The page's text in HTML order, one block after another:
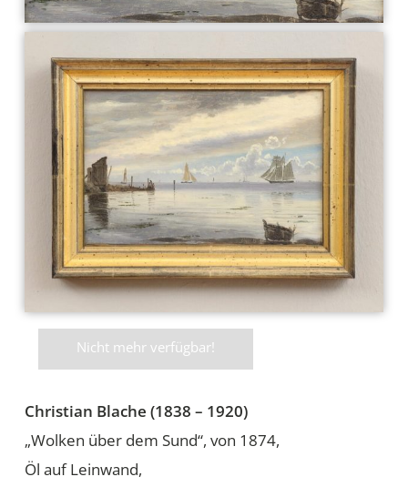
Nicht mehr verfügbar!
Christian Blache (1838 – 1920)
„Wolken über dem Sund“, von 1874,
Öl auf Leinwand,